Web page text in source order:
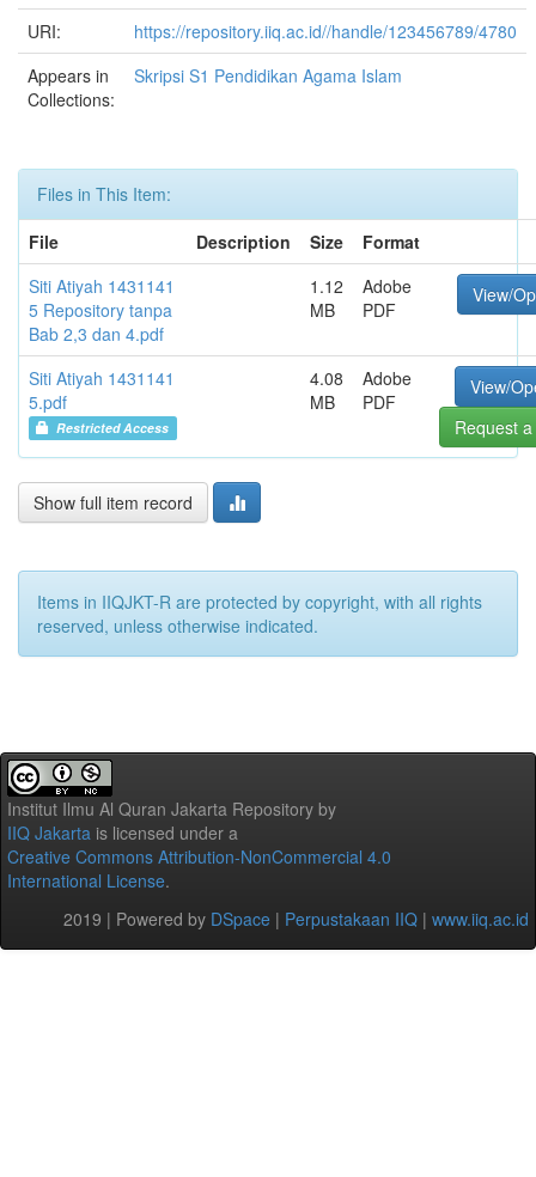
URI:
https://repository.iiq.ac.id//handle/123456789/4780
Appears in
Collections:
Skripsi S1 Pendidikan Agama Islam
Files in This Item:
File
Description Size
Format
Siti Atiyah 1431141
5 Repository tanpa
Bab 2,3 dan 4.pdf
1.12
MB
Adobe
PDF
View/
Siti Atiyah 1431141
5.pdf
Restricted Access
4.08
MB
Adobe
PDF
View/
Request
Show full item record
Items in IIQJKT-R are protected by copyright, with all rights
reserved, unless otherwise indicated.
Institut Ilmu Al Quran Jakarta Repository by
IIQ Jakarta is licensed under a
Creative Commons Attribution-NonCommercial 4.0
International License.
2019 | Powered by DSpace | Perpustakaan IIQ | www.iiq.ac.id